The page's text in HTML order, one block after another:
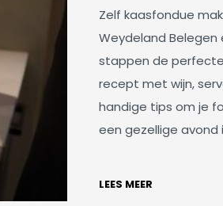
Zelf kaasfondue
Weydeland Belegen
stappen de
recept met wijn,
handige tips om je
een gezellige avond
LEES MEER